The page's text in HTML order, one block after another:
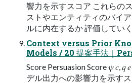
響力を示すスコア これらの
ストやエンティティのバイ
ルに内在するか 評価してい
Context versus Prior
Models / 20 提案手法｜
Score Persuasion Score 𝜓 𝑐, 𝑞
デル出力への影響力を示す